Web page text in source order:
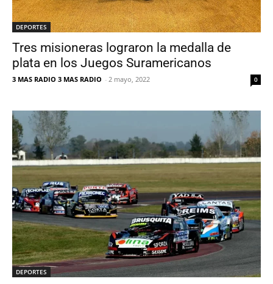
DEPORTES
Tres misioneras lograron la medalla de
plata en los Juegos Suramericanos
3 MAS RADIO 3 MAS RADIO - 2 mayo, 2022 0
DEPORTES